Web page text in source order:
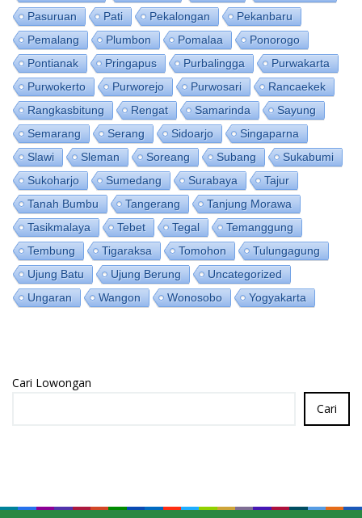
Pasuruan
Pati Pekalongan
Pekanbaru
Pemalang
Plumbon Pomalaa
Ponorogo
Pontianak
Pringapus Purbalingga
Purwakarta
Purwokerto
Purworejo Purwosari
Rancaekek
Rangkasbitung
Rengat Samarinda
Sayung
Semarang
Serang Sidoarjo
Singaparna
Slawi
Sleman Soreang Subang
Sukabumi
Sukoharjo
Sumedang Surabaya
Tajur
Tanah Bumbu
Tangerang
Tanjung Morawa
Tasikmalaya
Tebet Tegal
Temanggung
Tembung
Tigaraksa Tomohon
Tulungagung
Ujung Batu
Ujung Berung
Uncategorized
Ungaran
Wangon Wonosobo Yogyakarta
Cari Lowongan
Cari